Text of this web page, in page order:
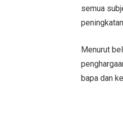
semua
Menurut
bapa dan